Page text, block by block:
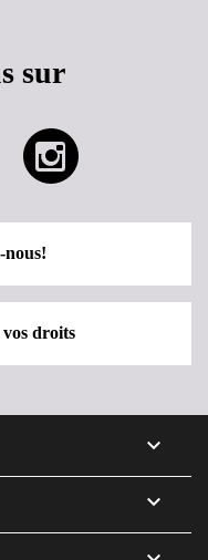
sur
nous!
vos droits

